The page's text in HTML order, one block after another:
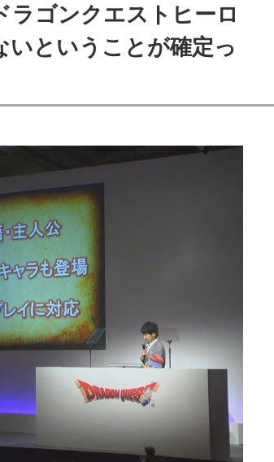
ゴンクエストヒーロ
ということが確定っ